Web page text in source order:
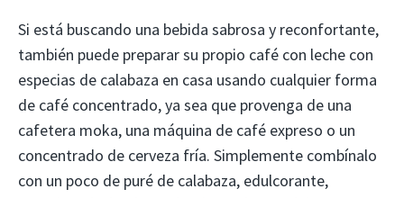
Si está buscando una bebida sabrosa y reconfortante,
también puede preparar su propio café con leche con
especias de calabaza en casa usando cualquier forma
de café concentrado, ya sea que provenga de una
cafetera moka, una máquina de café expreso o un
concentrado de cerveza fría. Simplemente combínalo
con un poco de puré de calabaza, edulcorante,